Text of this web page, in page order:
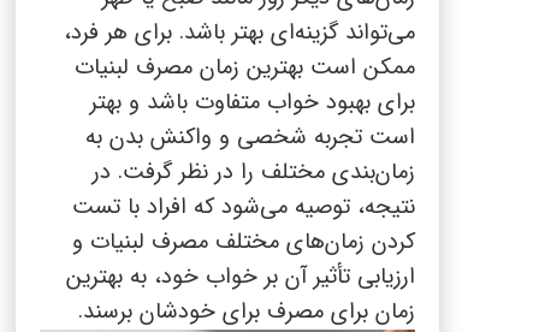
می‌تواند گزینه‌ای بهتر باشد. برای هر فرد،
ممکن است بهترین زمان مصرف لبنیات
برای بهبود خواب متفاوت باشد و بهتر
است تجربه شخصی و واکنش بدن به
زمان‌بندی مختلف را در نظر گرفت. در
نتیجه، توصیه می‌شود که افراد با تست
کردن زمان‌های مختلف مصرف لبنیات و
ارزیابی تأثیر آن بر خواب خود، به بهترین
زمان برای مصرف برای خودشان برسند.